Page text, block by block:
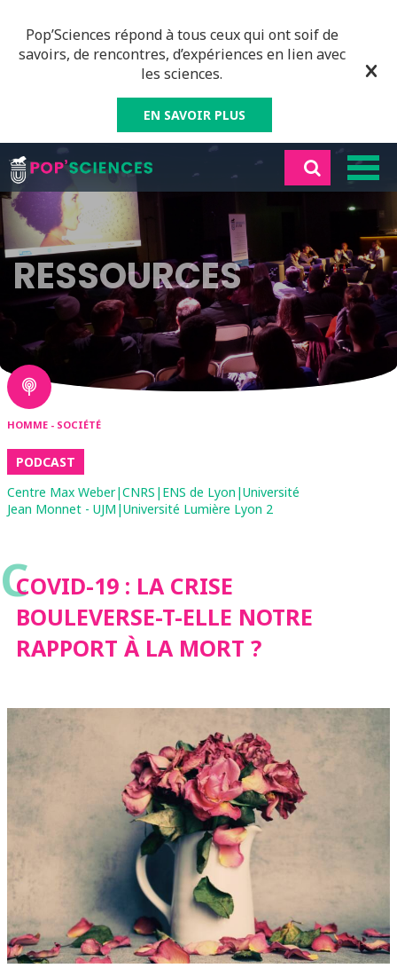
Pop’Sciences répond à tous ceux qui ont soif de
savoirs, de rencontres, d’expériences en lien avec
les sciences.
EN SAVOIR PLUS
RESSOURCES
HOMME - SOCIÉTÉ
PODCAST
Centre Max Weber|CNRS|ENS de Lyon|Université
Jean Monnet - UJM|Université Lumière Lyon 2
CCOVID-19 : LA CRISE
BOULEVERSE-T-ELLE NOTRE
RAPPORT À LA MORT ?